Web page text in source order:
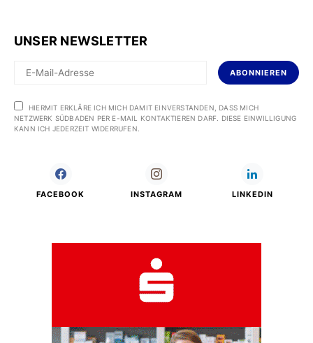
UNSER NEWSLETTER
ABONNIEREN
HIERMIT ERKLÄRE ICH MICH DAMIT EINVERSTANDEN, DASS MICH
NETZWERK SÜDBADEN PER E-MAIL KONTAKTIEREN DARF. DIESE EINWILLIGUNG
KANN ICH JEDERZEIT WIDERRUFEN.
FACEBOOK INSTAGRAM LINKEDIN